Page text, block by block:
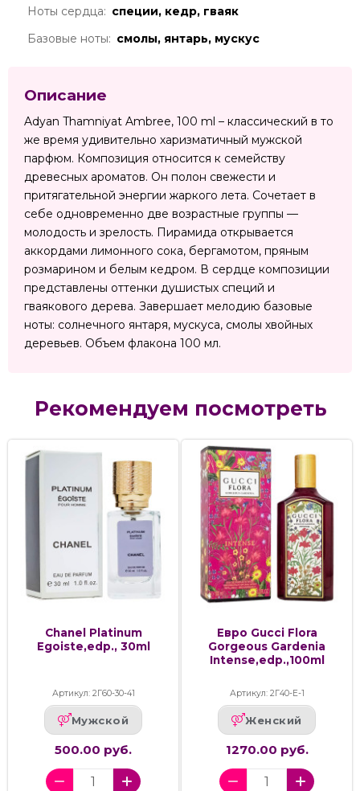
Ноты сердца: специи, кедр, гваяк
Базовые ноты: смолы, янтарь, мускус
Описание
Adyan Thamniyat Ambree, 100 ml – классический в то
же время удивительно харизматичный мужской
парфюм. Композиция относится к семейству
древесных ароматов. Он полон свежести и
притягательной энергии жаркого лета. Сочетает в
себе одновременно две возрастные группы —
молодость и зрелость. Пирамида открывается
аккордами лимонного сока, бергамотом, пряным
розмарином и белым кедром. В сердце композиции
представлены оттенки душистых специй и
гваякового дерева. Завершает мелодию базовые
ноты: солнечного янтаря, мускуса, смолы хвойных
деревьев. Объем флакона 100 мл.
Рекомендуем посмотреть
Chanel Platinum
Egoiste,edp., 30ml
Артикул: 2Г60-30-41
Мужской
500.00 руб.
Евро Gucci Flora
Gorgeous Gardenia
Intense,edp.,100ml
Артикул: 2Г40-Е-1
Женский
1270.00 руб.